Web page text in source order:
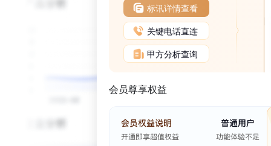
标讯详情查看
关键电话直连
甲方分析查询
会员尊享权益